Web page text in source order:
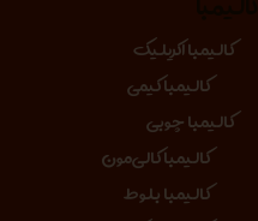
کالیمبا اکریلیک
کالیمبا کیمی
کالیمبا چوبی
کالیمبا کالی‌مون
کالیمبا بلوط